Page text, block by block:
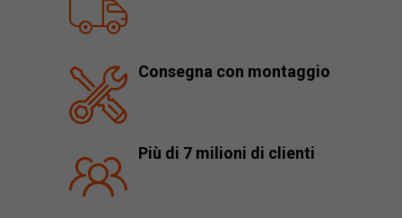
Consegna con montaggio
Più di 7 milioni di clienti